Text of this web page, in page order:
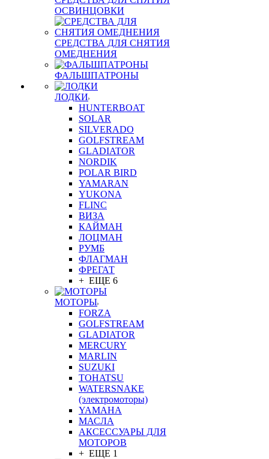
ОСВИНЦОВКИ
СРЕДСТВА ДЛЯ СНЯТИЯ
ОМЕДНЕНИЯ
ФАЛЬШПАТРОНЫ
ЛОДКИ
HUNTERBOAT
SOLAR
SILVERADO
GOLFSTREAM
GLADIATOR
NORDIK
POLAR BIRD
YAMARAN
YUKONA
FLINC
ВИЗА
КАЙМАН
ЛОЦМАН
РУМБ
ФЛАГМАН
ФРЕГАТ
+ ЕЩЕ 6
МОТОРЫ
FORZA
GOLFSTREAM
GLADIATOR
MERCURY
MARLIN
SUZUKI
TOHATSU
WATERSNAKE
(электромоторы)
YAMAHA
МАСЛА
АКСЕССУАРЫ ДЛЯ
МОТОРОВ
+ ЕЩЕ 1